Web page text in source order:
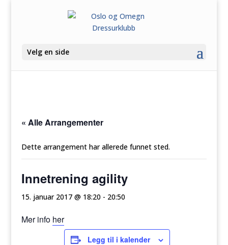
Velg en side
« Alle Arrangementer
Dette arrangement har allerede funnet sted.
Innetrening agility
15. januar 2017 @ 18:20 - 20:50
Mer info her
Legg til i kalender